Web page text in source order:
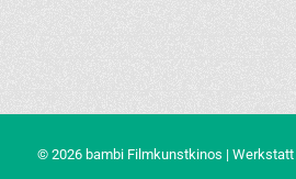
© 2026 bambi Filmkunstkinos | Werkstatt